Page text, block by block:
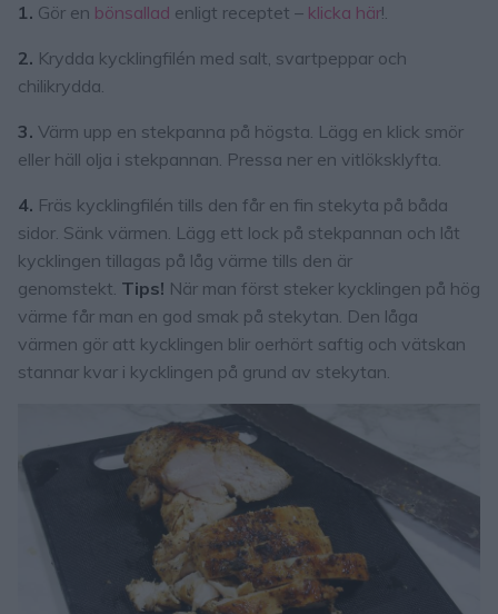
1. Gör en bönsallad enligt receptet – klicka här!.
2. Krydda kycklingfilén med salt, svartpeppar och
chilikrydda.
3. Värm upp en stekpanna på högsta. Lägg en klick smör
eller häll olja i stekpannan. Pressa ner en vitlöksklyfta.
4. Fräs kycklingfilén tills den får en fin stekyta på båda
sidor. Sänk värmen. Lägg ett lock på stekpannan och låt
kycklingen tillagas på låg värme tills den är
genomstekt. Tips! När man först steker kycklingen på hög
värme får man en god smak på stekytan. Den låga
värmen gör att kycklingen blir oerhört saftig och vätskan
stannar kvar i kycklingen på grund av stekytan.